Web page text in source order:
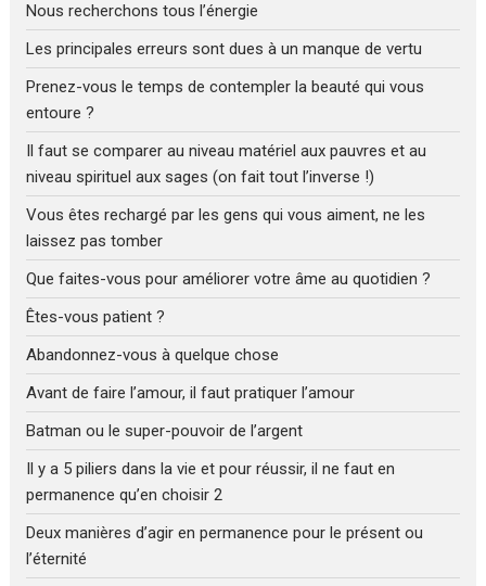
Nous recherchons tous l’énergie
Les principales erreurs sont dues à un manque de vertu
Prenez-vous le temps de contempler la beauté qui vous
entoure ?
Il faut se comparer au niveau matériel aux pauvres et au
niveau spirituel aux sages (on fait tout l’inverse !)
Vous êtes rechargé par les gens qui vous aiment, ne les
laissez pas tomber
Que faites-vous pour améliorer votre âme au quotidien ?
Êtes-vous patient ?
Abandonnez-vous à quelque chose
Avant de faire l’amour, il faut pratiquer l’amour
Batman ou le super-pouvoir de l’argent
Il y a 5 piliers dans la vie et pour réussir, il ne faut en
permanence qu’en choisir 2
Deux manières d’agir en permanence pour le présent ou
l’éternité